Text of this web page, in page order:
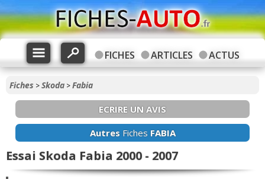
FICHES ARTICLES ACTUS
Fiches >Skoda >Fabia
ECRIRE UN AVIS
AutresFiches FABIA
Essai Skoda Fabia 2000 - 2007